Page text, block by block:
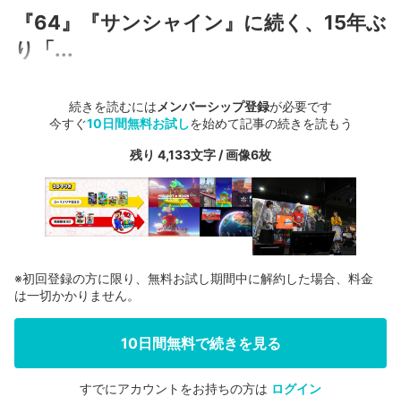
『64』『サンシャイン』に続く、15年ぶ
り「...
続きを読むにはメンバーシップ登録が必要です
今すぐ10日間無料お試しを始めて記事の続きを読もう
残り 4,133文字 / 画像6枚
会員登録する
※初回登録の方に限り、無料お試し期間中に解約した場合、料金
は一切かかりません。
10日間無料で続きを見る
すでにアカウントをお持ちの方は ログイン